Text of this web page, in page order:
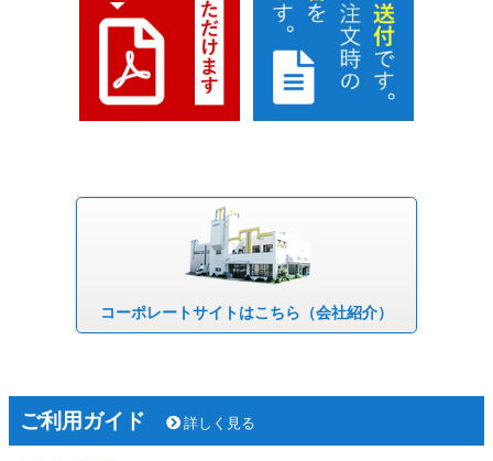
コーポレートサイトはこちら （会社紹介）
ご利用ガイド 詳しく見る